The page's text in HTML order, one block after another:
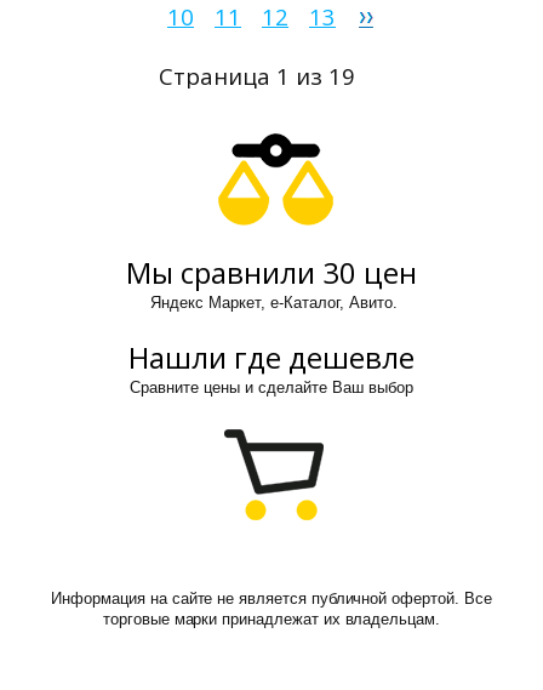
10
11 12
13
Страница 1 из 19
Мы сравнили 30 цен
Яндекс Маркет, е-Каталог, Авито.
Нашли где дешевле
Сравните цены и сделайте Ваш выбор
Информация на сайте не является публичной офертой. Все
торговые марки принадлежат их владельцам.